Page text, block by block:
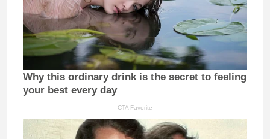
Why this ordinary drink is the secret to feeling
your best every day
CTA Favorite